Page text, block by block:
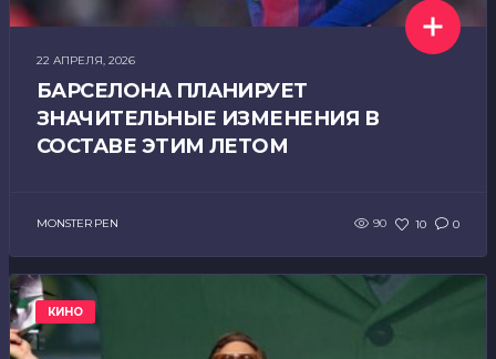
22 АПРЕЛЯ, 2026
БАРСЕЛОНА ПЛАНИРУЕТ
ЗНАЧИТЕЛЬНЫЕ ИЗМЕНЕНИЯ В
СОСТАВЕ ЭТИМ ЛЕТОМ
MONSTER PEN 90 10 0
КИНО